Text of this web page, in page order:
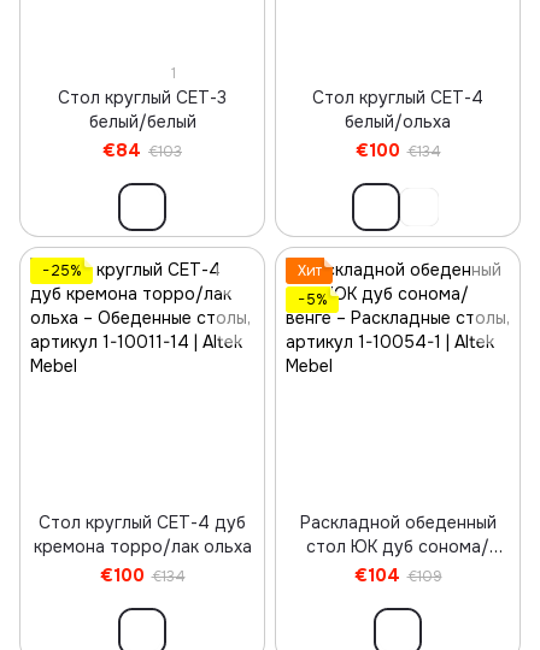
1
Стол круглый СЕТ-3
белый/белый
€84 €103
Стол круглый СЕТ-4
белый/ольха
€100 €134
−25%
Стол круглый СЕТ-4 дуб
кремона торро/лак ольха
€100 €134
Хит
−5%
Раскладной обеденный
стол ЮК дуб сонома/
венге
€104 €109